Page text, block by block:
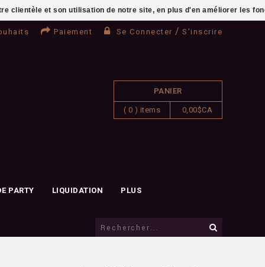
Paiement Se Connecter / S'inscrire
PANIER
( 0 ) items 0,00$CA
PARTY LIQUIDATION PLUS
clientèle et son utilisation de notre site, en plus d'en améliorer les